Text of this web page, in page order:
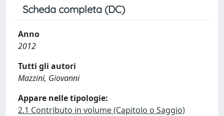
Scheda completa (DC)
Anno
2012
Tutti gli autori
Mazzini, Giovanni
Appare nelle tipologie:
2.1 Contributo in volume (Capitolo o Saggio)